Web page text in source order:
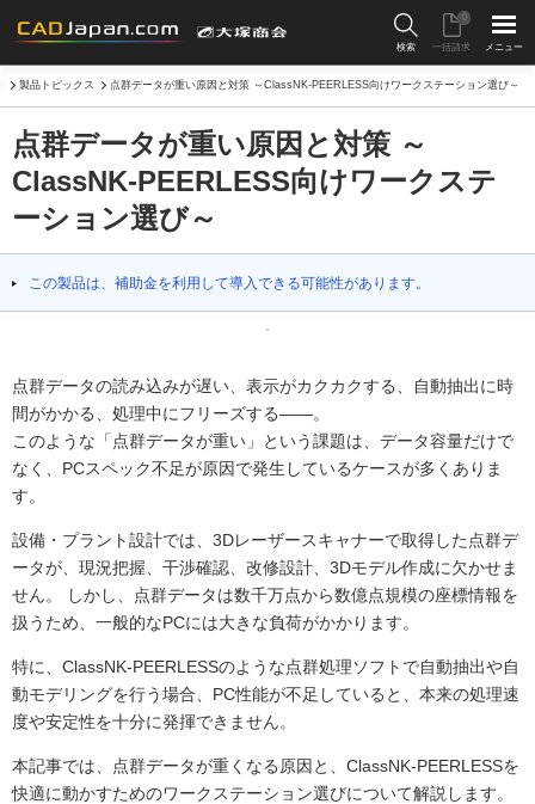
検索 一括請求
0
メニュー
製品トピックス 点群データが重い原因と対策 ～ClassNK-PEERLESS向けワークステーション選び～
点群データが重い原因と対策 ～
ClassNK-PEERLESS向けワークステ
ーション選び～
この製品は、補助金を利用して導入できる可能性があります。
点群データの読み込みが遅い、表示がカクカクする、自動抽出に時
間がかかる、処理中にフリーズする――。
このような「点群データが重い」という課題は、データ容量だけで
なく、PCスペック不足が原因で発生しているケースが多くありま
す。
設備・プラント設計では、3Dレーザースキャナーで取得した点群デ
ータが、現況把握、干渉確認、改修設計、3Dモデル作成に欠かせま
せん。 しかし、点群データは数千万点から数億点規模の座標情報を
扱うため、一般的なPCには大きな負荷がかかります。
特に、ClassNK-PEERLESSのような点群処理ソフトで自動抽出や自
動モデリングを行う場合、PC性能が不足していると、本来の処理速
度や安定性を十分に発揮できません。
本記事では、点群データが重くなる原因と、ClassNK-PEERLESSを
快適に動かすためのワークステーション選びについて解説します。